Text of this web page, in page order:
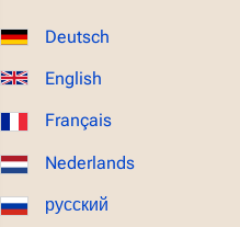
Deutsch
English
Français
Nederlands
русский